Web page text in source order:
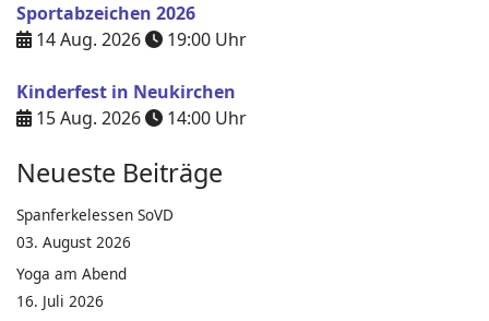
Sportabzeichen 2026
14 Aug. 2026
19:00 Uhr
Kinderfest in Neukirchen
15 Aug. 2026
14:00 Uhr
Neueste Beiträge
Spanferkelessen SoVD
03. August 2026
Yoga am Abend
16. Juli 2026